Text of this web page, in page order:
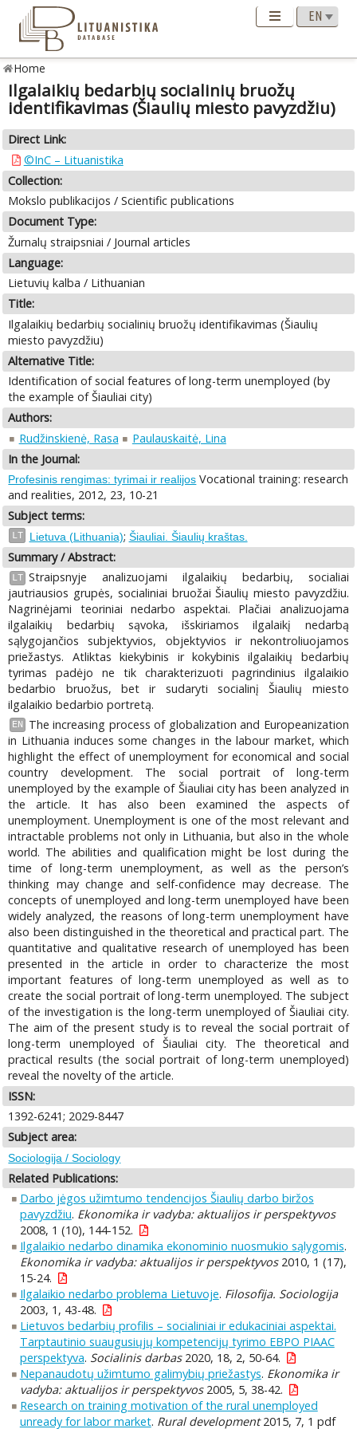
Home
Ilgalaikių bedarbių socialinių bruožų
identifikavimas (Šiaulių miesto pavyzdžiu)
Direct Link:
©InC – Lituanistika
Collection:
Mokslo publikacijos / Scientific publications
Document Type:
Žurnalų straipsniai / Journal articles
Language:
Lietuvių kalba / Lithuanian
Title:
Ilgalaikių bedarbių socialinių bruožų identifikavimas (Šiaulių
miesto pavyzdžiu)
Alternative Title:
Identification of social features of long-term unemployed (by
the example of Šiauliai city)
Authors:
Rudžinskienė, Rasa
Paulauskaitė, Lina
In the Journal:
Profesinis rengimas: tyrimai ir realijos Vocational training: research
and realities, 2012, 23, 10-21
Subject terms:
LT Lietuva (Lithuania); Šiauliai. Šiaulių kraštas.
Summary / Abstract:
LT Straipsnyje analizuojami ilgalaikių bedarbių, socialiai
jautriausios grupės, socialiniai bruožai Šiaulių miesto pavyzdžiu.
Nagrinėjami teoriniai nedarbo aspektai. Plačiai analizuojama
ilgalaikių bedarbių sąvoka, išskiriamos ilgalaikį nedarbą
sąlygojančios subjektyvios, objektyvios ir nekontroliuojamos
priežastys. Atliktas kiekybinis ir kokybinis ilgalaikių bedarbių
tyrimas padėjo ne tik charakterizuoti pagrindinius ilgalaikio
bedarbio bruožus, bet ir sudaryti socialinį Šiaulių miesto
ilgalaikio bedarbio portretą.
EN
The increasing process of globalization and Europeanization
in Lithuania induces some changes in the labour market, which
highlight the effect of unemployment for economical and social
country development. The social portrait of long-term
unemployed by the example of Šiauliai city has been analyzed in
the article. It has also been examined the aspects of
unemployment. Unemployment is one of the most relevant and
intractable problems not only in Lithuania, but also in the whole
world. The abilities and qualification might be lost during the
time of long-term unemployment, as well as the person’s
thinking may change and self-confidence may decrease. The
concepts of unemployed and long-term unemployed have been
widely analyzed, the reasons of long-term unemployment have
also been distinguished in the theoretical and practical part. The
quantitative and qualitative research of unemployed has been
presented in the article in order to characterize the most
important features of long-term unemployed as well as to
create the social portrait of long-term unemployed. The subject
of the investigation is the long-term unemployed of Šiauliai city.
The aim of the present study is to reveal the social portrait of
long-term unemployed of Šiauliai city. The theoretical and
practical results (the social portrait of long-term unemployed)
reveal the novelty of the article.
ISSN:
1392-6241; 2029-8447
Subject area:
Sociologija / Sociology
Related Publications:
Darbo jėgos užimtumo tendencijos Šiaulių darbo biržos
pavyzdžiu. Ekonomika ir vadyba: aktualijos ir perspektyvos
2008, 1 (10), 144-152.
Ilgalaikio nedarbo dinamika ekonominio nuosmukio sąlygomis.
Ekonomika ir vadyba: aktualijos ir perspektyvos2010, 1 (17),
15-24.
Ilgalaikio nedarbo problema Lietuvoje. Filosofija. Sociologija
2003, 1, 43-48.
Lietuvos bedarbių profilis – socialiniai ir edukaciniai aspektai.
Tarptautinio suaugusiųjų kompetencijų tyrimo EBPO PIAAC
perspektyva. Socialinis darbas2020, 18, 2, 50-64.
Nepanaudotų užimtumo galimybių priežastys. Ekonomika ir
vadyba: aktualijos ir perspektyvos2005, 5, 38-42.
Research on training motivation of the rural unemployed
unready for labor market. Rural development2015, 7, 1 pdf